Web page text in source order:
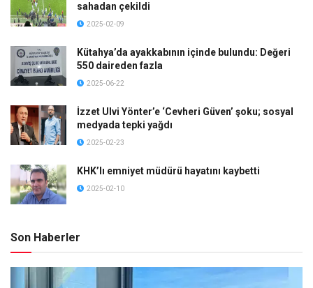
sahadan çekildi
2025-02-09
Kütahya’da ayakkabının içinde bulundu: Değeri
550 daireden fazla
2025-06-22
İzzet Ulvi Yönter’e ‘Cevheri Güven’ şoku; sosyal
medyada tepki yağdı
2025-02-23
KHK’lı emniyet müdürü hayatını kaybetti
2025-02-10
Son Haberler